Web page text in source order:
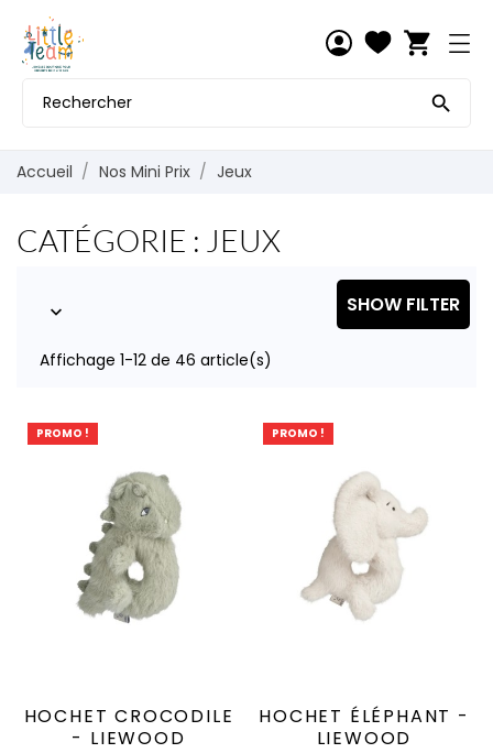
shopping_cart

Accueil Nos Mini Prix Jeux
CATÉGORIE : JEUX
 SHOW FILTER
Affichage 1-12 de 46 article(s)
PROMO !
HOCHET CROCODILE
- LIEWOOD
PROMO !
HOCHET ÉLÉPHANT -
LIEWOOD